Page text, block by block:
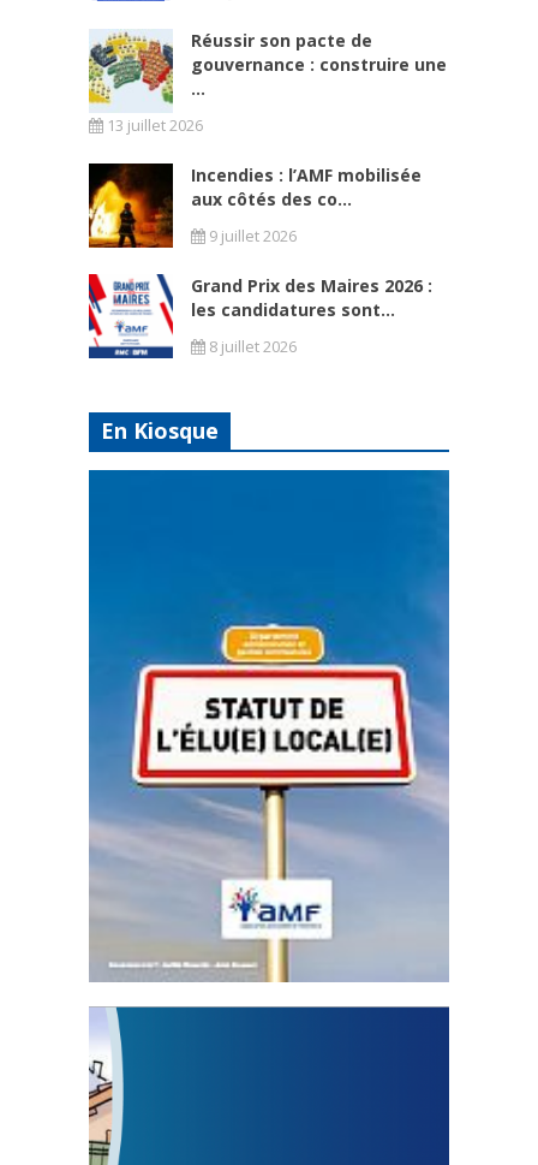
Réussir son pacte de
gouvernance : construire une
...
13 juillet 2026
Incendies : l’AMF mobilisée
aux côtés des co...
9 juillet 2026
Grand Prix des Maires 2026 :
les candidatures sont...
8 juillet 2026
En Kiosque
Statut de l’élu local
3 avril 2024
Mise à jour avril 2024
FEUILLETER